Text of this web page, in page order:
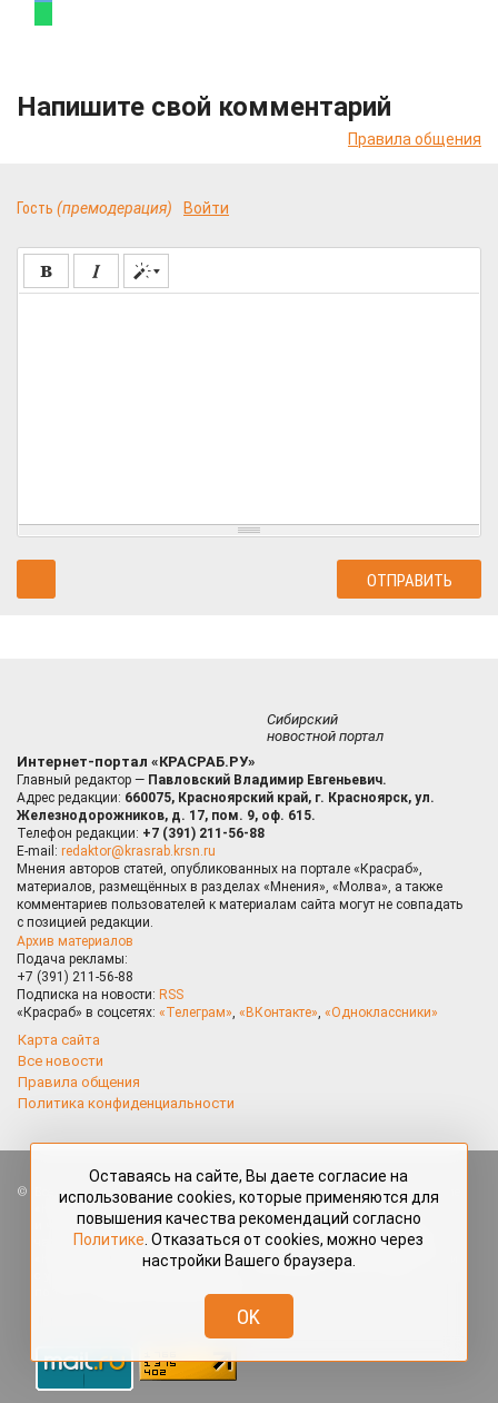
Напишите свой комментарий
Правила общения
Гость (премодерация) Войти
Сибирский
новостной портал
Интернет-портал «КРАСРАБ.РУ»
Главный редактор — Павловский Владимир Евгеньевич.
Адрес редакции: 660075, Красноярский край, г. Красноярск, ул.
Железнодорожников, д. 17, пом. 9, оф. 615.
Телефон редакции: +7 (391) 211-56-88
E-mail: redaktor@krasrab.krsn.ru
Мнения авторов статей, опубликованных на портале «Красраб»,
материалов, размещённых в разделах «Мнения», «Молва», а также
комментариев пользователей к материалам сайта могут не совпадать
с позицией редакции.
Архив материалов
Подача рекламы:
+7 (391) 211-56-88
Подписка на новости: RSS
«Красраб» в соцсетях: «Телеграм», «ВКонтакте», «Одноклассники»
Карта сайта
Все новости
Правила общения
Политика конфиденциальности
Все права защищены. Любые материалы, размещённые на портале
«Красраб.ру» сотрудниками редакции, нештатными авторами
и читателями, являются объектами авторского права. Полное или
частичное использование материалов, размещённых на портале
«Красраб.ру», допускается только с письменного согласия редакции
redaktor@krasrab.krsn.ru.
Оставаясь на сайте, Вы даете согласие на
использование cookies, которые применяются для
повышения качества рекомендаций согласно
Политике . Отказаться от cookies, можно через
настройки Вашего браузера.
OK